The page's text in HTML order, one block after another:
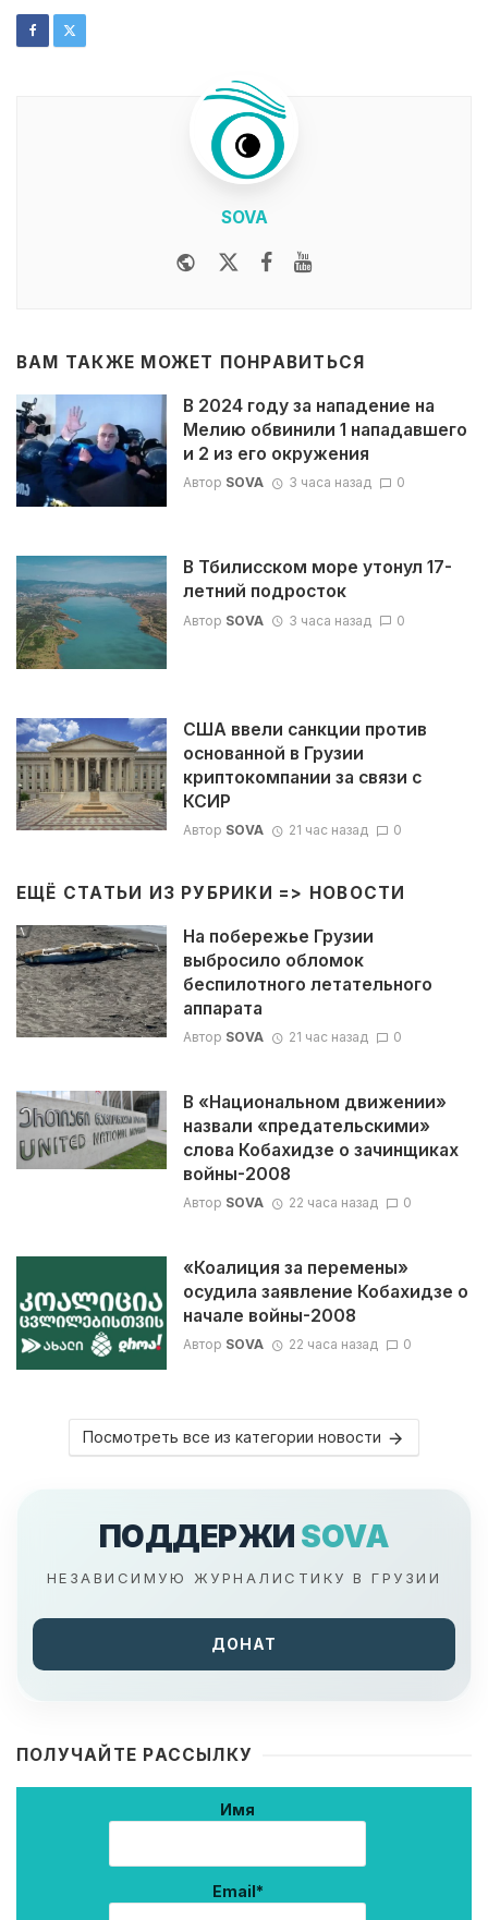
SOVA
WebsiteTwitterFacebook
ВАМ ТАКЖЕ МОЖЕТ ПОНРАВИТЬСЯ
В 2024 году за нападение на
Мелию обвинили 1 нападавшего
и 2 из его окружения
Автор SOVA 3 часа назад 0
В Тбилисском море утонул 17-
летний подросток
Автор SOVA 3 часа назад 0
США ввели санкции против
основанной в Грузии
криптокомпании за связи с
КСИР
Автор SOVA 21 час назад 0
ЕЩЁ СТАТЬИ ИЗ РУБРИКИ => НОВОСТИ
На побережье Грузии
выбросило обломок
беспилотного летательного
аппарата
Автор SOVA 21 час назад 0
В «Национальном движении»
назвали «предательскими»
слова Кобахидзе о зачинщиках
войны-2008
Автор SOVA 22 часа назад 0
«Коалиция за перемены»
осудила заявление Кобахидзе о
начале войны-2008
Автор SOVA 22 часа назад 0
Посмотреть все из категории новости
ПОДДЕРЖИ SOVA
НЕЗАВИСИМУЮ ЖУРНАЛИСТИКУ В ГРУЗИИ
ДОНАТ
ПОЛУЧАЙТЕ РАССЫЛКУ
Имя
Email*